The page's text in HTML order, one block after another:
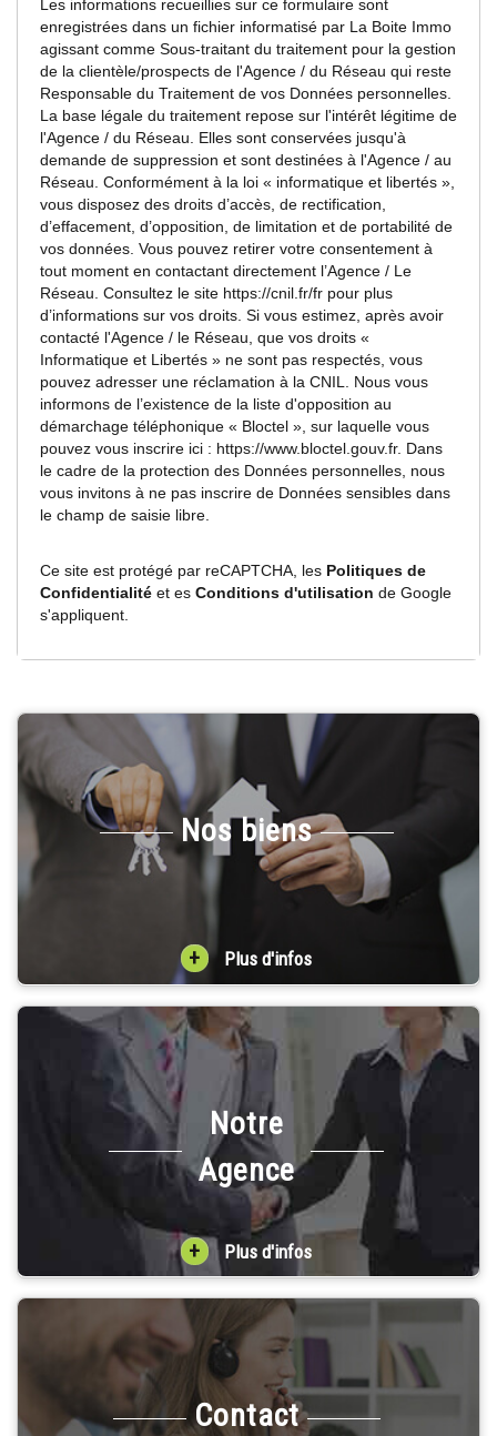
Les informations recueillies sur ce formulaire sont
enregistrées dans un fichier informatisé par La Boite Immo
agissant comme Sous-traitant du traitement pour la gestion
de la clientèle/prospects de l'Agence / du Réseau qui reste
Responsable du Traitement de vos Données personnelles.
La base légale du traitement repose sur l'intérêt légitime de
l'Agence / du Réseau. Elles sont conservées jusqu'à
demande de suppression et sont destinées à l'Agence / au
Réseau. Conformément à la loi « informatique et libertés »,
vous disposez des droits d’accès, de rectification,
d’effacement, d’opposition, de limitation et de portabilité de
vos données. Vous pouvez retirer votre consentement à
tout moment en contactant directement l’Agence / Le
Réseau. Consultez le site https://cnil.fr/fr pour plus
d’informations sur vos droits. Si vous estimez, après avoir
contacté l'Agence / le Réseau, que vos droits «
Informatique et Libertés » ne sont pas respectés, vous
pouvez adresser une réclamation à la CNIL. Nous vous
informons de l’existence de la liste d'opposition au
démarchage téléphonique « Bloctel », sur laquelle vous
pouvez vous inscrire ici : https://www.bloctel.gouv.fr. Dans
le cadre de la protection des Données personnelles, nous
vous invitons à ne pas inscrire de Données sensibles dans
le champ de saisie libre.
Ce site est protégé par reCAPTCHA, les Politiques de
Confidentialité et es Conditions d'utilisation de Google
s'appliquent.
Nos biens
+ Plus d'infos
Notre
Agence
+ Plus d'infos
Contact